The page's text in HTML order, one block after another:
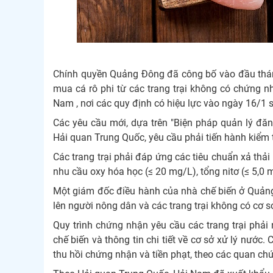
Chính quyền Quảng Đông đã công bố vào đầu
mua cá rô phi từ các trang trại không có chứng
Nam , nơi các quy định có hiệu lực vào ngày 16/
Các yêu cầu mới, dựa trên "Biện pháp quản lý
Hải quan Trung Quốc, yêu cầu phải tiến hành
Các trang trại phải đáp ứng các tiêu chuẩn xả
nhu cầu oxy hóa học (≤ 20 mg/L), tổng nitơ (≤ 5,0
Một giám đốc điều hành của nhà chế biến ở
lên người nông dân và các trang trại không có cơ
Quy trình chứng nhận yêu cầu các trang trại
chế biến và thông tin chi tiết về cơ sở xử lý nước.
thu hồi chứng nhận và tiền phạt, theo các quan